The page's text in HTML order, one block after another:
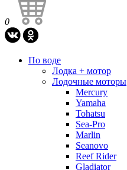
0
По воде
Лодка + мотор
Лодочные моторы
Mercury
Yamaha
Tohatsu
Sea-Pro
Marlin
Seanovo
Reef Rider
Gladiator